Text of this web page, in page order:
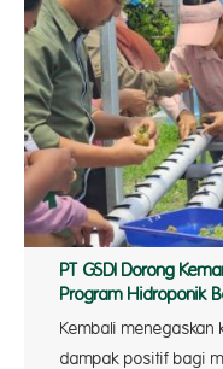
PT GSDI Dorong
Program Hidroponik
Kembali menegaskan
dampak positif bagi